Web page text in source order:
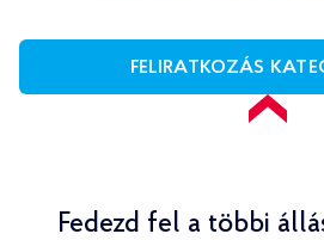
FELIRATKOZÁS
Fedezd fel a többi